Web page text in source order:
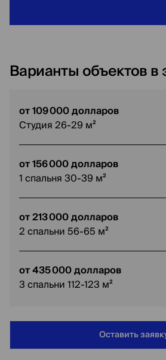
Варианты объектов в
от 109 000 долларов
Студия 26-29 м²
от 156 000 долларов
1 спальня 30-39 м²
от 213 000 долларов
2 спальни 56-65 м²
от 435 000 долларов
3 спальни 112-123 м²
Оставить